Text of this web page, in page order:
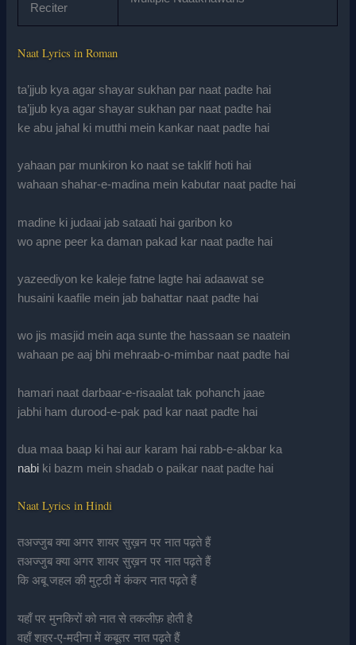
Reciter
Naat Lyrics in Roman
ta’jjub kya agar shayar sukhan par naat padte hai
ta’jjub kya agar shayar sukhan par naat padte hai
ke abu jahal ki mutthi mein kankar naat padte hai
yahaan par munkiron ko naat se taklif hoti hai
wahaan shahar-e-madina mein kabutar naat padte hai
madine ki judaai jab sataati hai garibon ko
wo apne peer ka daman pakad kar naat padte hai
yazeediyon ke kaleje fatne lagte hai adaawat se
husaini kaafile mein jab bahattar naat padte hai
wo jis masjid mein aqa sunte the hassaan se naatein
wahaan pe aaj bhi mehraab-o-mimbar naat padte hai
hamari naat darbaar-e-risaalat tak pohanch jaae
jabhi ham durood-e-pak pad kar naat padte hai
dua maa baap ki hai aur karam hai rabb-e-akbar ka
nabi ki bazm mein shadab o paikar naat padte hai
Naat Lyrics in Hindi
तअज्जुब क्या अगर शायर सुख़न पर नात पढ़ते हैं
तअज्जुब क्या अगर शायर सुख़न पर नात पढ़ते हैं
कि अबू जहल की मुट्ठी में कंकर नात पढ़ते हैं
यहाँ पर मुनकिरों को नात से तकलीफ़ होती है
वहाँ शहर-ए-मदीना में कबूतर नात पढ़ते हैं